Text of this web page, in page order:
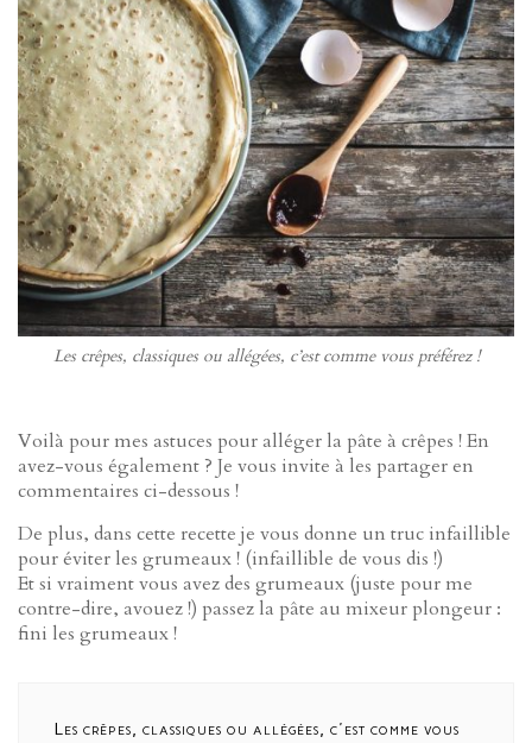
Les crêpes, classiques ou allégées, c’est comme vous préférez !
Voilà pour mes astuces pour alléger la pâte à crêpes ! En
avez-vous également ? Je vous invite à les partager en
commentaires ci-dessous !
De plus, dans cette recette je vous donne un truc infaillible
pour éviter les grumeaux ! (infaillible de vous dis !)
Et si vraiment vous avez des grumeaux (juste pour me
contre-dire, avouez !) passez la pâte au mixeur plongeur :
fini les grumeaux !
Les crêpes, classiques ou allégées, c'est comme vous